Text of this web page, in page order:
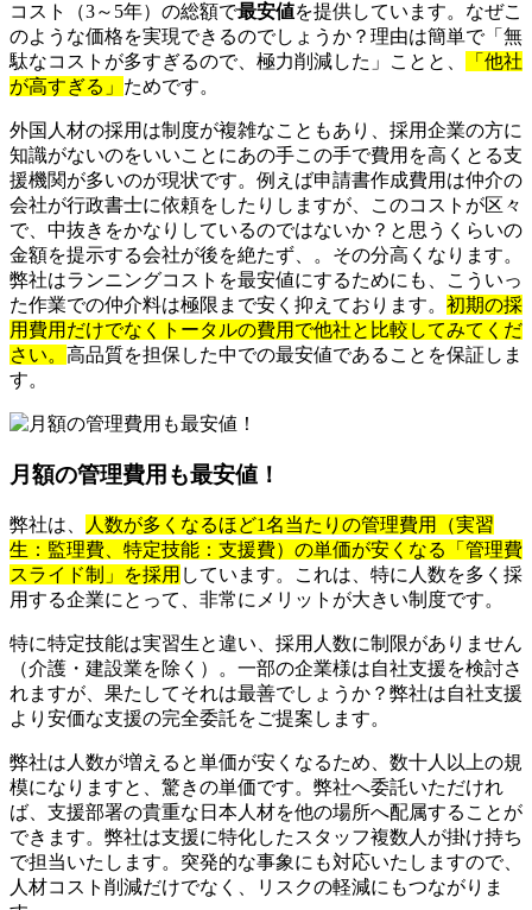
コスト（3～5年）の総額で最安値を提供しています。なぜこ
のような価格を実現できるのでしょうか？理由は簡単で「無
駄なコストが多すぎるので、極力削減した」ことと、
「他社
が高すぎる」 ためです。
外国人材の採用は制度が複雑なこともあり、採用企業の方に
知識がないのをいいことにあの手この手で費用を高くとる支
援機関が多いのが現状です。例えば申請書作成費用は仲介の
会社が行政書士に依頼をしたりしますが、このコストが区々
で、中抜きをかなりしているのではないか？と思うくらいの
金額を提示する会社が後を絶たず、。その分高くなります。
弊社はランニングコストを最安値にするためにも、こういっ
た作業での仲介料は極限まで安く抑えております。 初期の採
用費用だけでなくトータルの費用で他社と比較してみてくだ
さい。 高品質を担保した中での最安値であることを保証しま
す。
月額の管理費用も最安値！
弊社は、
人数が多くなるほど1名当たりの管理費用（実習
生：監理費、特定技能：支援費）の単価が安くなる「管理費
スライド制」を採用 しています。これは、特に人数を多く採
用する企業にとって、非常にメリットが大きい制度です。
特に特定技能は実習生と違い、採用人数に制限がありません
（介護・建設業を除く）。一部の企業様は自社支援を検討さ
れますが、果たしてそれは最善でしょうか？弊社は自社支援
より安価な支援の完全委託をご提案します。
弊社は人数が増えると単価が安くなるため、数十人以上の規
模になりますと、驚きの単価です。弊社へ委託いただけれ
ば、支援部署の貴重な日本人材を他の場所へ配属することが
できます。弊社は支援に特化したスタッフ複数人が掛け持ち
で担当いたします。突発的な事象にも対応いたしますので、
人材コスト削減だけでなく、リスクの軽減にもつながりま